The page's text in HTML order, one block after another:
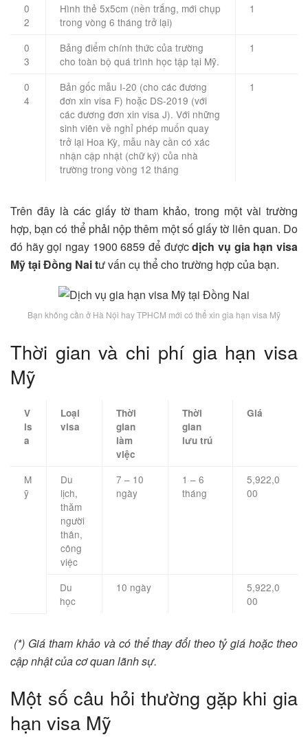
0
2
Hình thẻ 5x5cm (nền trắng, mới chụp
trong vòng 6 tháng trở lại)
1
0
3
Bảng điểm chính thức của trường
cho toàn bộ quá trình học tập tại Mỹ.
1
0
4
Bản gốc mẫu I-20 (cho các đương
đơn xin visa F) hoặc DS-2019 (với
các đương đơn xin visa J). Với những
sinh viên về nghỉ phép muốn quay
trở lại Hoa Kỳ, mẫu này cần có xác
nhận cập nhật (chữ ký) của nhà
trường trong vòng 12 tháng
1
Trên đây là các giấy tờ tham khảo, trong một vài trường
hợp, bạn có thể phải nộp thêm một số giấy tờ liên quan. Do
đó hãy gọi ngay 1900 6859 để đượcdịch vụ gia hạn visa
Mỹ tại Đồng Nai tư vấn cụ thể cho trường hợp của bạn.
Bạn không cần ở Hà Nội hay TPHCM mới có thể xin gia hạn visa Mỹ
Thời gian và chi phí gia hạn visa
Mỹ
V
is
a
Loại
visa
Thời
gian
làm
việc
Thời
gian
lưu trú
Giá
M
ỹ
Du
lịch,
thăm
người
thân,
công
việc
7 – 10
ngày
1 – 6
tháng
5,922,0
00
Du
học
10 ngày
5,922,0
00
(*) Giá tham khảo và có thể thay đổi theo tỷ giá hoặc theo
cập nhật của cơ quan lãnh sự.
Một số câu hỏi thường gặp khi gia
hạn visa Mỹ